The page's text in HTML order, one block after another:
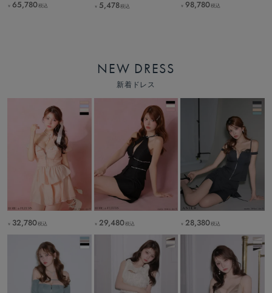
￥ 65,780税込 ￥ 5,478税込 ￥ 98,780税込
NEW DRESS
新着ドレス
￥ 32,780税込 ￥ 29,480税込 ￥ 28,380税込